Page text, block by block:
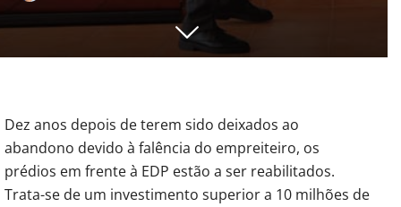
Dez anos depois de terem sido deixados ao
abandono devido à falência do empreiteiro, os
prédios em frente à EDP estão a ser reabilitados.
Trata-se de um investimento superior a 10 milhões de